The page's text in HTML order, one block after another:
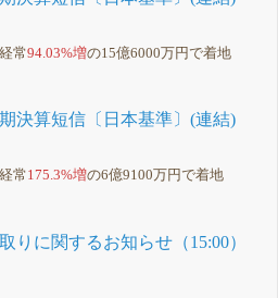
常94.03%増の15億6000万円で着地
決算短信〔日本基準〕(連結)
常175.3%増の6億9100万円で着地
りに関するお知らせ（15:00）